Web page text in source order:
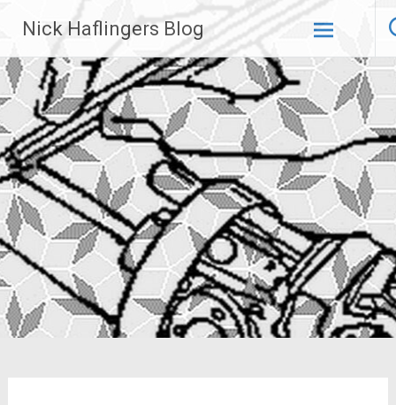
Inhalt
springen
Nick Haflingers Blog